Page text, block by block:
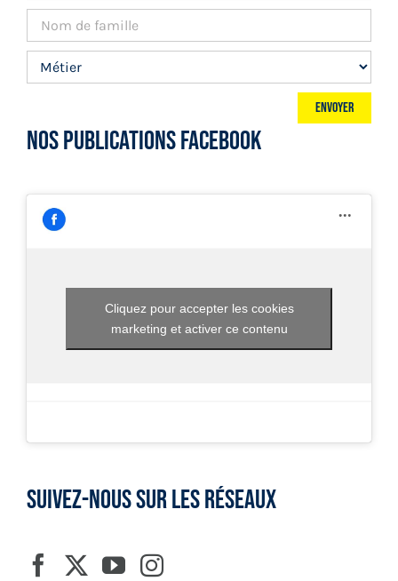
NOS PUBLICATIONS FACEBOOK
Cliquez pour accepter les cookies
marketing et activer ce contenu
SUIVEZ-NOUS SUR LES RÉSEAUX